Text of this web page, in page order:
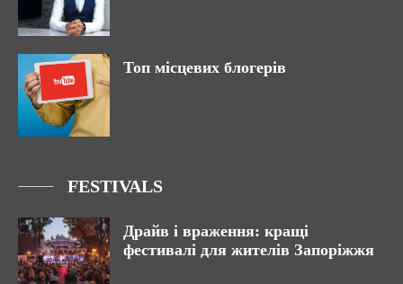
Топ місцевих блогерів
FESTIVALS
Драйв і враження: кращі
фестивалі для жителів Запоріжжя